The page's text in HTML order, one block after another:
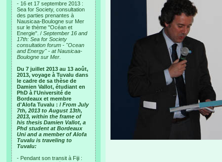
- 16 et 17 septembre 2013 :
Sea for Society, consultation
des parties prenantes à
Nausicaa-Boulogne sur Mer
sur le thème "Océan et
Energie". / September 16 and
17th: Sea for Society
consultation forum - "Ocean
and Energy" - at Nausicaa-
Boulogne sur Mer.
Du 7 juillet 2013 au 13 août,
2013, voyage à Tuvalu dans
le cadre de sa thèse de
Damien Vallot, étudiant en
PhD à l'Université de
Bordeaux et membre
d'Alofa Tuvalu : / From July
7th, 2013 to August 13th,
2013, within the frame of
his thesis Damien Vallot, a
Phd student at Bordeaux
Uni and a member of Alofa
Tuvalu is traveling to
Tuvalu:
- Pendant son transit à Fiji :